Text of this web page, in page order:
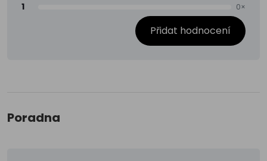
1 0×
Přidat hodnocení
Poradna